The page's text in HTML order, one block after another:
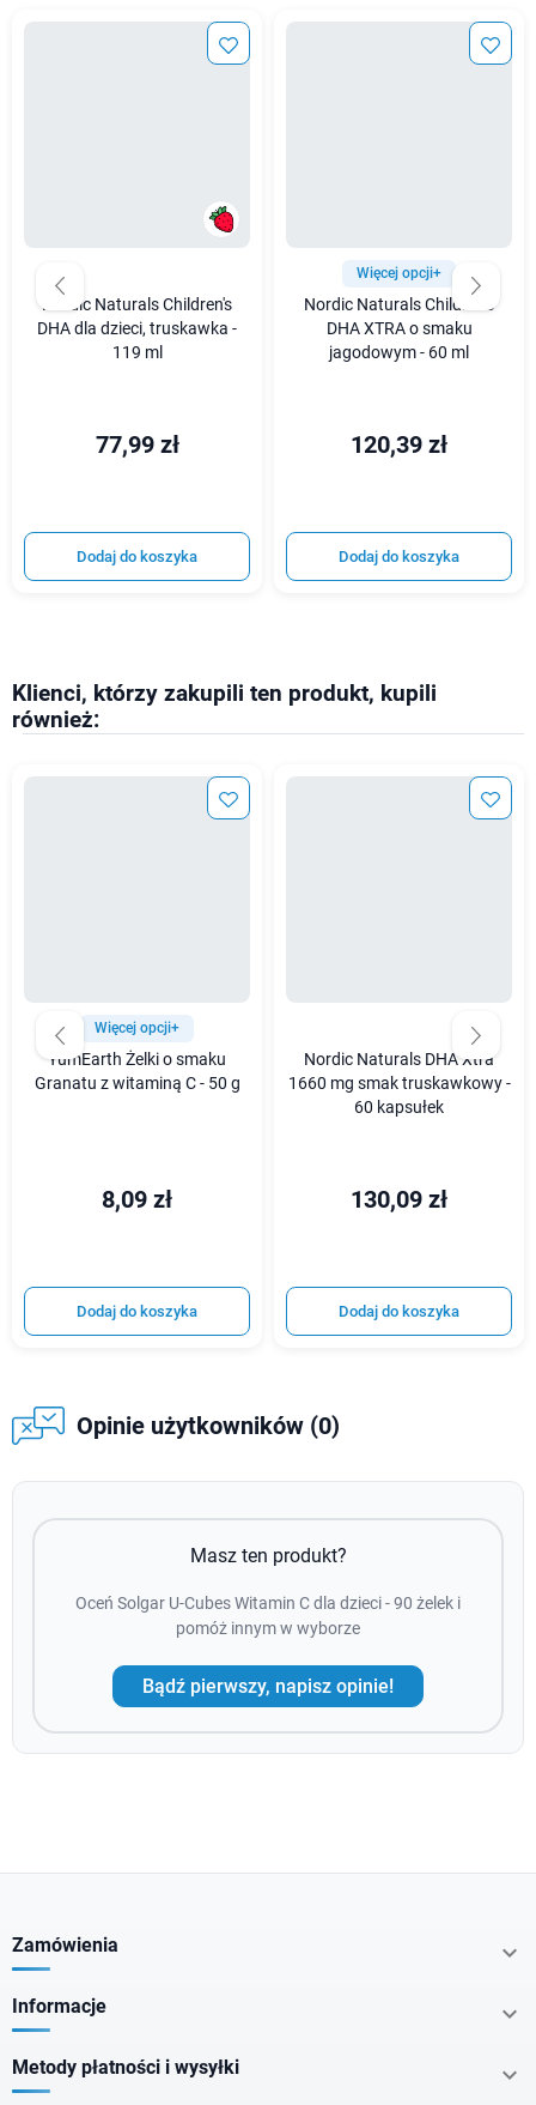
Nordic Naturals Children's
DHA dla dzieci, truskawka -
119 ml
77,99 zł
Dodaj do koszyka
Więcej opcji+
Nordic Naturals Children's
DHA XTRA o smaku
jagodowym - 60 ml
120,39 zł
Dodaj do koszyka
Klienci, którzy zakupili ten produkt, kupili
również:
Więcej opcji+
YumEarth Żelki o smaku
Granatu z witaminą C - 50 g
8,09 zł
Dodaj do koszyka
Nordic Naturals DHA Xtra
1660 mg smak truskawkowy -
60 kapsułek
130,09 zł
Dodaj do koszyka
Opinie użytkowników (0)
Masz ten produkt?
Oceń Solgar U-Cubes Witamin C dla dzieci - 90 żelek i
pomóż innym w wyborze
Bądź pierwszy, napisz opinie!
Zamówienia 
Informacje 
Metody płatności i wysyłki 